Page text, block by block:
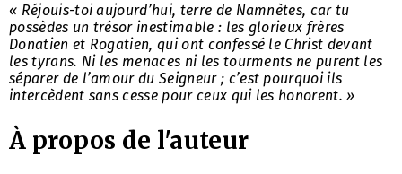
« Réjouis-toi aujourd’hui, terre de Namnètes, car tu
possèdes un trésor inestimable : les glorieux frères
Donatien et Rogatien, qui ont confessé le Christ devant
les tyrans. Ni les menaces ni les tourments ne purent les
séparer de l’amour du Seigneur ; c’est pourquoi ils
intercèdent sans cesse pour ceux qui les honorent. »
À propos de l'auteur